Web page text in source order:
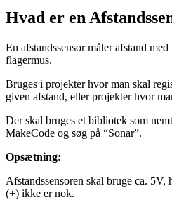
Hvad er en
En afstandssensor måler afstand
flagermus.
Bruges i projekter hvor man skal
given afstand, eller projekter hvor
Der skal bruges et bibliotek som
MakeCode og søg på “Sonar”.
Opsætning:
Afstandssensoren skal bruge ca.
(+) ikke er nok.